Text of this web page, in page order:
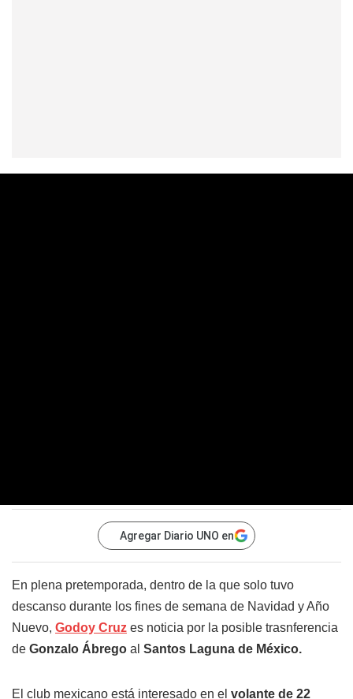
Agregar Diario UNO en
En plena pretemporada, dentro de la que solo tuvo
descanso durante los fines de semana de Navidad y Año
Nuevo, Godoy Cruz es noticia por la posible trasnferencia
de Gonzalo Ábrego al Santos Laguna de México.
El club mexicano está interesado en el volante de 22